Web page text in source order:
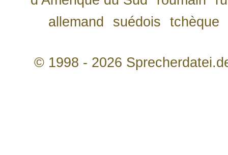
allemand
suédois tchèque
© 1998 - 2026